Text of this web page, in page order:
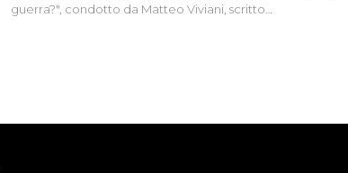
guerra?", condotto da Matteo Viviani, scritto